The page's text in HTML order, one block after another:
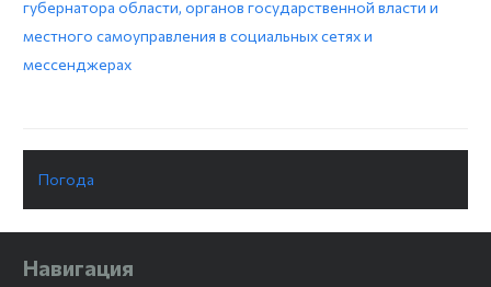
губернатора области, органов государственной власти и
местного самоуправления в социальных сетях и
мессенджерах
Погода
Навигация